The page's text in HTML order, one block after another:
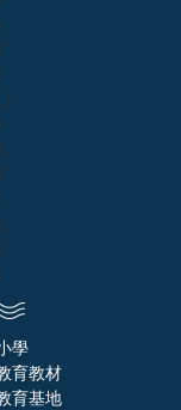
學
育教材
育基地